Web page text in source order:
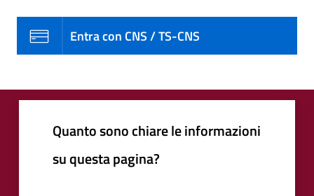
Entra con CNS / TS-CNS
Quanto sono chiare le informazioni
su questa pagina?